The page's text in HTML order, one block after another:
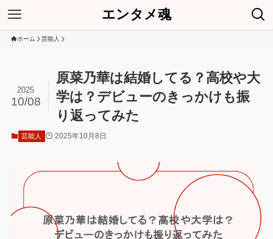
エンタメ魂
ホーム 芸能人
原菜乃華は結婚してる？高校や大
学は？デビューのきっかけも振
り返ってみた
2025
10/08
芸能人 2025年10月8日